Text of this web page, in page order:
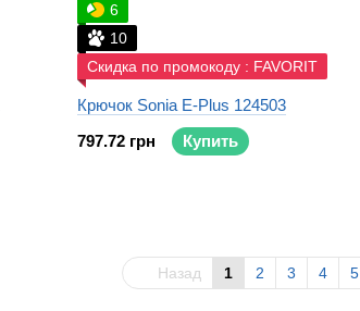
6
10
Скидка по промокоду : FAVORIT
Крючок Sonia E-Plus 124503
797.72 грн
Купить
Назад 1 2 3 4 5